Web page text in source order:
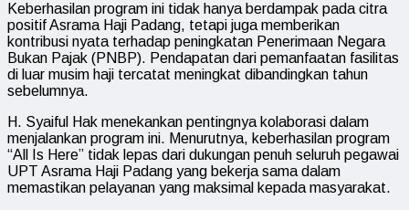
Keberhasilan program ini tidak hanya berdampak pada citra
positif Asrama Haji Padang, tetapi juga memberikan
kontribusi nyata terhadap peningkatan Penerimaan Negara
Bukan Pajak (PNBP). Pendapatan dari pemanfaatan fasilitas
di luar musim haji tercatat meningkat dibandingkan tahun
sebelumnya.
H. Syaiful Hak menekankan pentingnya kolaborasi dalam
menjalankan program ini. Menurutnya, keberhasilan program
“All Is Here” tidak lepas dari dukungan penuh seluruh pegawai
UPT Asrama Haji Padang yang bekerja sama dalam
memastikan pelayanan yang maksimal kepada masyarakat.